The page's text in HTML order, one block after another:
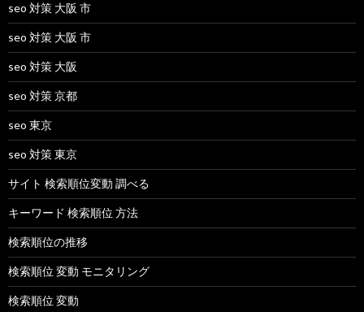
seo 対策 大阪 市
seo 対策 大阪 市
seo 対策 大阪
seo 対策 京都
seo 東京
seo 対策 東京
サイト 検索順位変動 調べる
キーワード 検索順位 方法
検索順位の推移
検索順位 変動 モニタリング
検索順位 変動